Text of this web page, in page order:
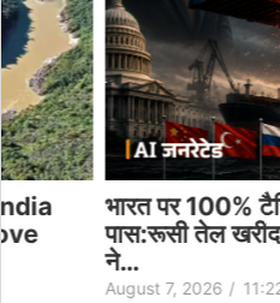
भारत पर 100% टैरिफ वाला
पास:रूसी तेल खरीदने वाले 5
August 7, 2026 / 11:22 pm